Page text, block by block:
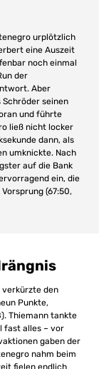
urplötzlich
eine Auszeit
noch einmal
der
Aber
seinen
und führte
ließ nicht locker
dann, als
umknickte. Nach
auf die Bank
ein, die
(67:50,
den
Punkte,
Thiemann tankte
fast alles – vor
gaben der
nahm beim